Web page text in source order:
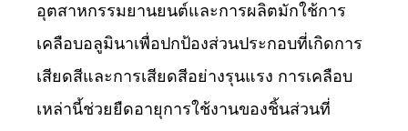
อุตสาหกรรมยานยนต์และการผลิตมักใช้การ
เคลือบอลูมินาเพื่อปกป้องส่วนประกอบที่เกิดการ
เสียดสีและการเสียดสีอย่างรุนแรง การเคลือบ
เหล่านี้ช่วยยืดอายุการใช้งานของชิ้นส่วนที่